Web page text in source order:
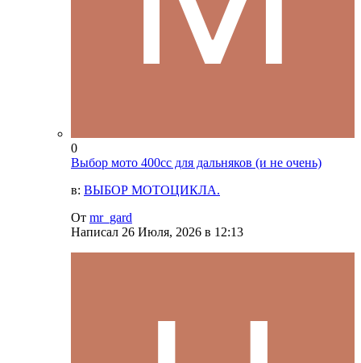
0
Выбор мото 400сс для дальняков (и не очень)
в: ВЫБОР МОТОЦИКЛА.
От mr_gard
Написал 26 Июля, 2026 в 12:13